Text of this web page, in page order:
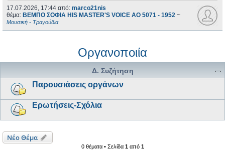
17.07.2026, 17:44 από: marco21nis
θέμα: ΒΕΜΠΟ ΣΟΦΙΑ HIS MASTER'S VOICE AO 5071 - 1952 ~
Μουσική - Τραγούδια
Οργανοποιία
Δ. Συζήτηση
Παρουσιάσεις οργάνων
Ερωτήσεις-Σχόλια
Νέο Θέμα
0 θέματα • Σελίδα 1από 1